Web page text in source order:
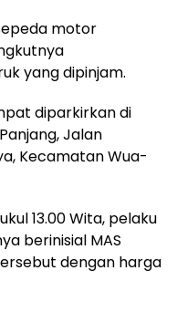
motor
yang dipinjam.
diparkirkan di
Jalan
Kecamatan Wua-
13.00 Wita, pelaku
berinisial MAS
dengan harga